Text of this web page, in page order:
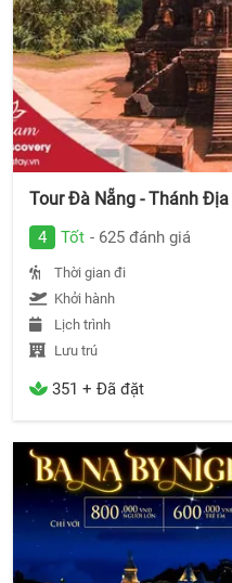
Tour Đà Nẵng - Thánh
4 Tốt - 625 đánh giá
Thời gian đi
Khởi hành
Lịch trình
Lưu trú
351 + Đã đặt